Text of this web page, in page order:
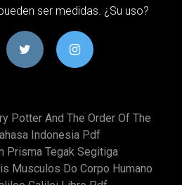
ser medidas. ¿Su uso?
Potter And The Order Of The
Indonesia Pdf
Prisma Tegak Segitiga
Musculos Do Corpo Humano